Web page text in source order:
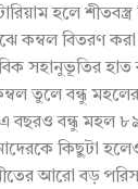
হলে
কম্বল বিতরণ
সহানুভূতির হাত
তুলে বন্ধু মহলের
এ বছরও বন্ধু মহল
কিছুটা
আরো বড়